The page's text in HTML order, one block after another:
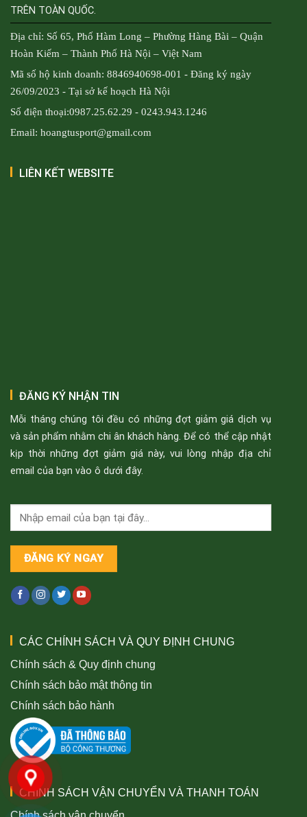
TRÊN TOÀN QUỐC.
Địa chỉ: Số 65, Phố Hàm Long – Phường Hàng Bài – Quận
Hoàn Kiếm – Thành Phố Hà Nội – Việt Nam
Mã số hộ kinh doanh: 8846940698-001 - Đăng ký ngày
26/09/2023 - Tại sở kế hoạch Hà Nội
Số điện thoại:0987.25.62.29 - 0243.943.1246
Email: hoangtusport@gmail.com
LIÊN KẾT WEBSITE
ĐĂNG KÝ NHẬN TIN
Mỗi tháng chúng tôi đều có những đợt giảm giá dịch vụ
và sản phẩm nhằm chi ân khách hàng. Để có thể cập nhật
kịp thời những đợt giảm giá này, vui lòng nhập địa chỉ
email của bạn vào ô dưới đây.
CÁC CHÍNH SÁCH VÀ QUY ĐỊNH CHUNG
Chính sách & Quy định chung
Chính sách bảo mật thông tin
Chính sách bảo hành
CHÍNH SÁCH VẬN CHUYỂN VÀ THANH TOÁN